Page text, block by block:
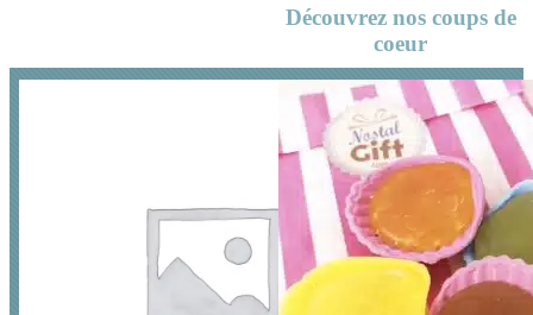
Découvrez nos coups de
coeur